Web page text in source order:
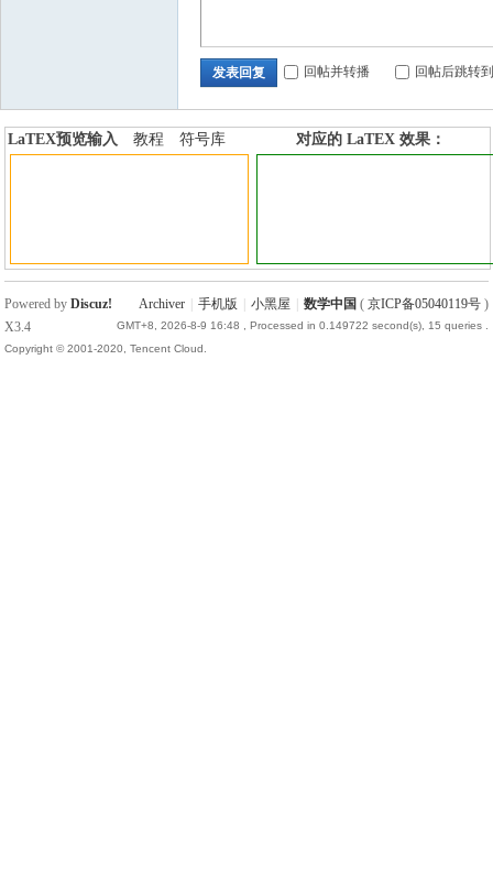
发表回复 回帖并转播 回帖后跳转
LaTEX预览输入 教程
符号库
对应的 LaTEX 效果：
Archiver 手机版 小黑屋 数学中国 ( 京ICP备05040119号)
GMT+8, 2026-8-9 16:48 , Processed in 0.149722 second(s), 15 queries .
Powered byDiscuz!
X3.4
Copyright © 2001-2020, Tencent Cloud.